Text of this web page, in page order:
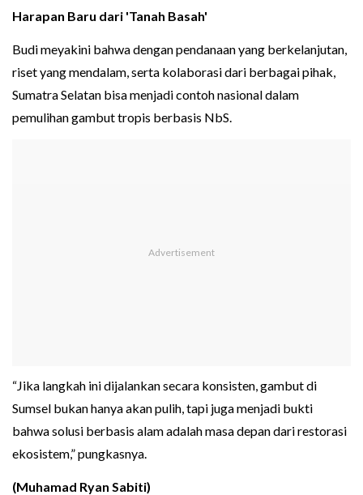
Harapan Baru dari 'Tanah Basah'
Budi meyakini bahwa dengan pendanaan yang berkelanjutan,
riset yang mendalam, serta kolaborasi dari berbagai pihak,
Sumatra Selatan bisa menjadi contoh nasional dalam
pemulihan gambut tropis berbasis NbS.
“Jika langkah ini dijalankan secara konsisten, gambut di
Sumsel bukan hanya akan pulih, tapi juga menjadi bukti
bahwa solusi berbasis alam adalah masa depan dari restorasi
ekosistem,” pungkasnya.
(Muhamad Ryan Sabiti)